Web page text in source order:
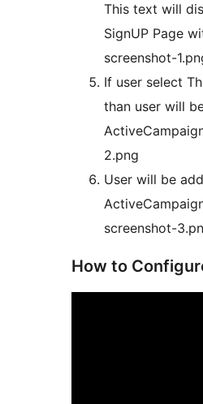
This text will
SignUP Page
screenshot-
If user select
than user will
2.png
User will be
screenshot-
How to